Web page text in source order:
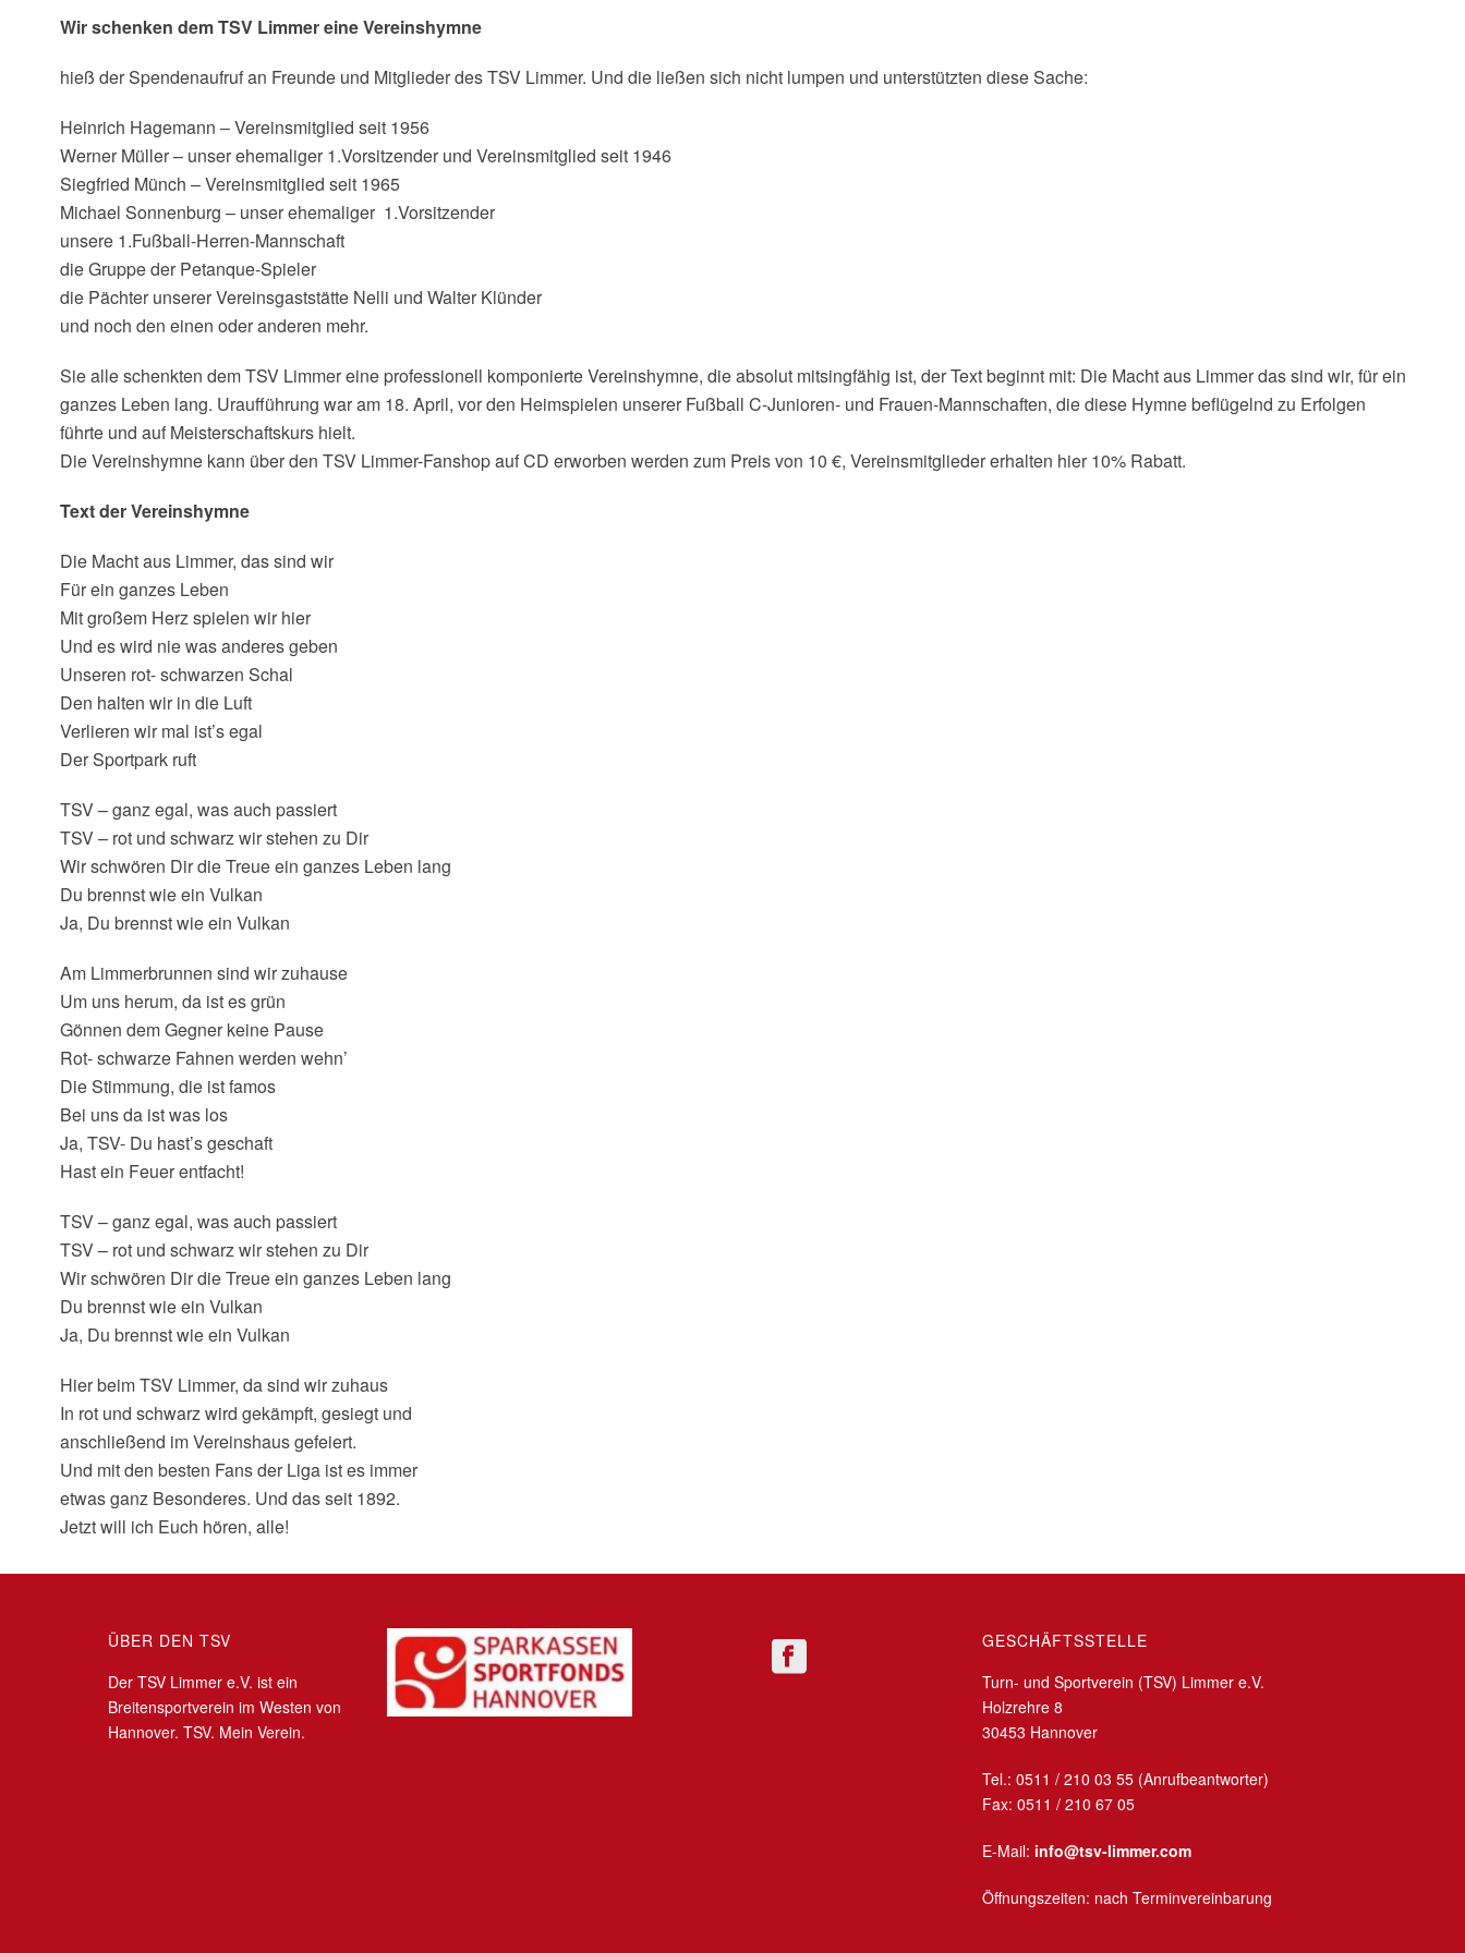
Wir schenken dem TSV Limmer eine Vereinshymne
hieß der Spendenaufruf an Freunde und Mitglieder des TSV Limmer. Und die ließen sich nicht lumpen und unterstützten diese Sache:
Heinrich Hagemann – Vereinsmitglied seit 1956
Werner Müller – unser ehemaliger 1.Vorsitzender und Vereinsmitglied seit 1946
Siegfried Münch – Vereinsmitglied seit 1965
Michael Sonnenburg – unser ehemaliger 1.Vorsitzender
unsere 1.Fußball-Herren-Mannschaft
die Gruppe der Petanque-Spieler
die Pächter unserer Vereinsgaststätte Nelli und Walter Klünder
und noch den einen oder anderen mehr.
Sie alle schenkten dem TSV Limmer eine professionell komponierte Vereinshymne, die absolut mitsingfähig ist, der Text beginnt mit: Die Macht aus Limmer das sind wir, für ein
ganzes Leben lang. Uraufführung war am 18. April, vor den Heimspielen unserer Fußball C-Junioren- und Frauen-Mannschaften, die diese Hymne beflügelnd zu Erfolgen
führte und auf Meisterschaftskurs hielt.
Die Vereinshymne kann über den TSV Limmer-Fanshop auf CD erworben werden zum Preis von 10 €, Vereinsmitglieder erhalten hier 10% Rabatt.
Text der Vereinshymne
Die Macht aus Limmer, das sind wir
Für ein ganzes Leben
Mit großem Herz spielen wir hier
Und es wird nie was anderes geben
Unseren rot- schwarzen Schal
Den halten wir in die Luft
Verlieren wir mal ist’s egal
Der Sportpark ruft
TSV – ganz egal, was auch passiert
TSV – rot und schwarz wir stehen zu Dir
Wir schwören Dir die Treue ein ganzes Leben lang
Du brennst wie ein Vulkan
Ja, Du brennst wie ein Vulkan
Am Limmerbrunnen sind wir zuhause
Um uns herum, da ist es grün
Gönnen dem Gegner keine Pause
Rot- schwarze Fahnen werden wehn’
Die Stimmung, die ist famos
Bei uns da ist was los
Ja, TSV- Du hast’s geschaft
Hast ein Feuer entfacht!
TSV – ganz egal, was auch passiert
TSV – rot und schwarz wir stehen zu Dir
Wir schwören Dir die Treue ein ganzes Leben lang
Du brennst wie ein Vulkan
Ja, Du brennst wie ein Vulkan
Hier beim TSV Limmer, da sind wir zuhaus
In rot und schwarz wird gekämpft, gesiegt und
anschließend im Vereinshaus gefeiert.
Und mit den besten Fans der Liga ist es immer
etwas ganz Besonderes. Und das seit 1892.
Jetzt will ich Euch hören, alle!
ÜBER DEN TSV
Der TSV Limmer e.V. ist ein
Breitensportverein im Westen von
Hannover. TSV. Mein Verein.
GESCHÄFTSSTELLE
Turn- und Sportverein (TSV) Limmer e.V.
Holzrehre 8
30453 Hannover
Tel.: 0511 / 210 03 55 (Anrufbeantworter)
Fax: 0511 / 210 67 05
E-Mail: info@tsv-limmer.com
Öffnungszeiten: nach Terminvereinbarung